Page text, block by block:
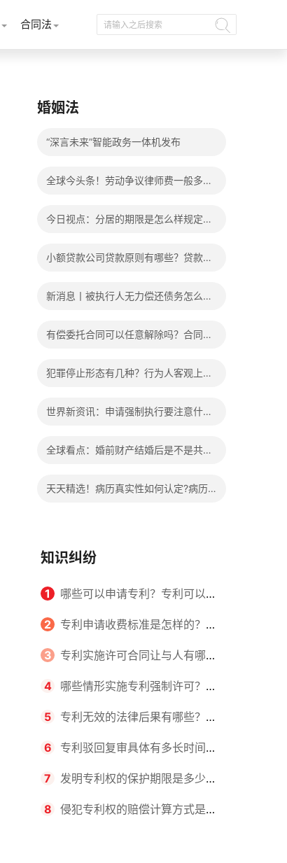
合同法
婚姻法
“深言未来”智能政务一体机发布
全球今头条！劳动争议律师费一般多少
今日视点：分居的期限是怎么样规定
小额贷款公司贷款原则有哪些？贷款不
新消息丨被执行人无力偿还债务怎么
有偿委托合同可以任意解除吗？合同无
犯罪停止形态有几种？行为人客观上实
世界新资讯：申请强制执行要注意什么
全球看点：婚前财产结婚后是不是共同
天天精选！病历真实性如何认定?病历
知识纠纷
1 哪些可以申请专利？专利可以同
时多个人一起申请吗？
2 专利申请收费标准是怎样的？申
请不同类型的专利所需要的钱不同
3 专利实施许可合同让与人有哪些
主要义务？专利实施许可合同与专利
许可合同有什么区别？
4 哪些情形实施专利强制许可？专
利强制许可的前提条件是什么？
5 专利无效的法律后果有哪些？专
利的无效情形有哪些？
6 专利驳回复审具体有多长时间？
哪些情况下专利申请可能被驳回？
7 发明专利权的保护期限是多少
年？非专利发明人是否有专利申请
8 侵犯专利权的赔偿计算方式是什